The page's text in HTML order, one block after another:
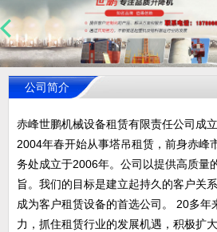
公司简介
赤峰世鹏机械设备租赁有限责任公司成
2004年春开始从事塔吊租赁，前身赤峰
务处成立于2006年。公司以提供高质量
旨。我们的目标是建立起持久的客户关
成为客户租赁设备的首选公司。 20多年
力，抓住租赁行业的发展机遇，积极扩